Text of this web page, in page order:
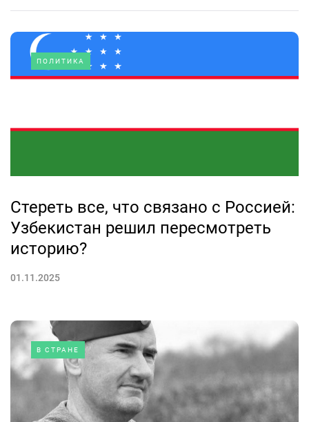
ПОЛИТИКА
Стереть все, что связано с Россией:
Узбекистан решил пересмотреть
историю?
01.11.2025
В СТРАНЕ